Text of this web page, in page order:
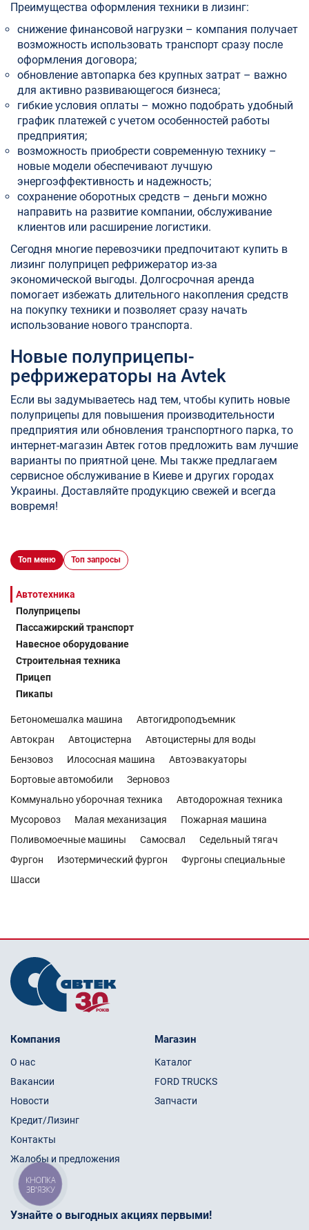
Преимущества оформления техники в лизинг:
снижение финансовой нагрузки – компания получает
возможность использовать транспорт сразу после
оформления договора;
обновление автопарка без крупных затрат – важно
для активно развивающегося бизнеса;
гибкие условия оплаты – можно подобрать удобный
график платежей с учетом особенностей работы
предприятия;
возможность приобрести современную технику –
новые модели обеспечивают лучшую
энергоэффективность и надежность;
сохранение оборотных средств – деньги можно
направить на развитие компании, обслуживание
клиентов или расширение логистики.
Сегодня многие перевозчики предпочитают купить в
лизинг полуприцеп рефрижератор из-за
экономической выгоды. Долгосрочная аренда
помогает избежать длительного накопления средств
на покупку техники и позволяет сразу начать
использование нового транспорта.
Новые полуприцепы-
рефрижераторы на Avtek
Если вы задумываетесь над тем, чтобы купить новые
полуприцепы для повышения производительности
предприятия или обновления транспортного парка, то
интернет-магазин Автек готов предложить вам лучшие
варианты по приятной цене. Мы также предлагаем
сервисное обслуживание в Киеве и других городах
Украины. Доставляйте продукцию свежей и всегда
вовремя!
Топ меню Топ запросы
Автотехника
Полуприцепы
Пассажирский транспорт
Навесное оборудование
Строительная техника
Прицеп
Пикапы
Бетономешалка машина
Автогидроподъемник
Автокран
Автоцистерна
Автоцистерны для воды
Бензовоз
Илососная машина
Автоэвакуаторы
Бортовые автомобили
Зерновоз
Коммунально уборочная техника
Автодорожная техника
Мусоровоз
Малая механизация
Пожарная машина
Поливомоечные машины
Самосвал
Седельный тягач
Фургон
Изотермический фургон
Фургоны специальные
Шасси
Компания
О нас
Вакансии
Новости
Кредит/Лизинг
Контакты
Жалобы и предложения
Магазин
Каталог
FORD TRUCKS
Запчасти
Узнайте о выгодных акциях первыми!
КНОПКА
ЗВ'ЯЗКУ